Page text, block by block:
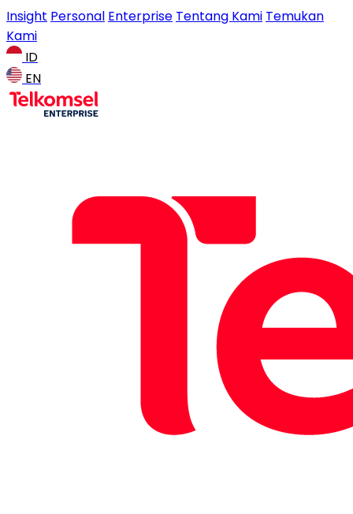
Insight Personal Enterprise Tentang Kami Temukan
Kami
ID
EN